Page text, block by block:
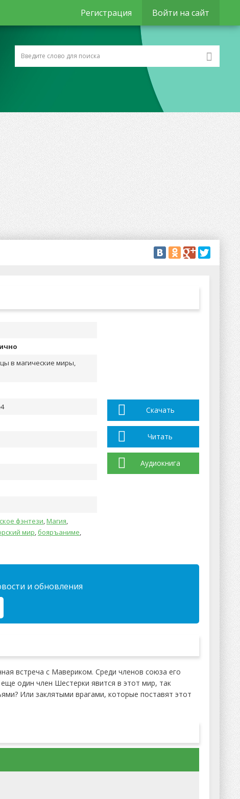
Регистрация Войти на сайт
в магические миры,
фэнтези,Магия,
мир, бояръаниме,
Скачать
Читать
Аудиокнига
и обновления
встреча с Мавериком. Среди членов союза его
один член Шестерки явится в этот мир, так
Или заклятыми врагами, которые поставят этот